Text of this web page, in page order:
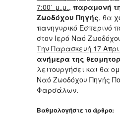
7:00΄ μ.μ., παραμονή
Ζωοδόχου Πηγής, θα
πανηγυρικό Εσπερινό
στον Ιερό Ναό
Την Παρασκευή 17
ανήμερα της
λειτουργήσει και θα
Ναό Ζωοδόχου Πηγής
Φαρσάλων.
Βαθμολογήστε το άρθρο: